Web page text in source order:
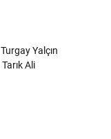
Turgay Yalçın
Tarık Ali